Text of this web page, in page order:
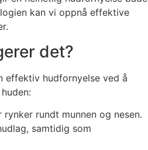
kan vi oppnå effektive
det?
effektiv hudfornyelse ved å
rundt munnen og nesen.
samtidig som